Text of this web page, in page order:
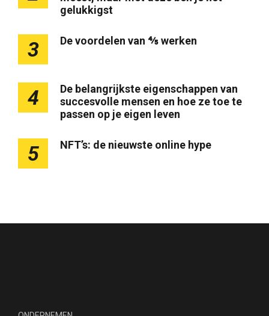
gelukkigst
3 De voordelen van ⅘ werken
4
De belangrijkste eigenschappen van
succesvolle mensen en hoe ze toe te
passen op je eigen leven
5 NFT’s: de nieuwste online hype